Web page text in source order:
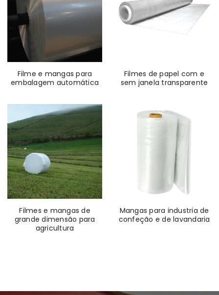
Filme e mangas para
embalagem automática
Filmes de papel com e
sem janela transparente
Filmes e mangas de
grande dimensão para
agricultura
Mangas para industria de
confeção e de lavandaria